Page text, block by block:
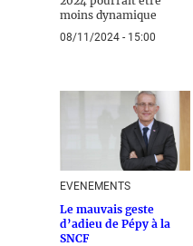
moins dynamique
08/11/2024 - 15:00
EVENEMENTS
Le mauvais geste
d’adieu de Pépy à la
SNCF